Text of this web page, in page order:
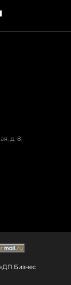
д. 8,
Бизнес